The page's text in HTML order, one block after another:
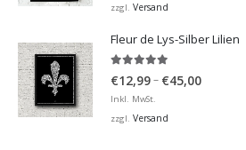
zzgl. Versand
Fleur de Lys-Silber Lilien
€12,99– €45,00
Inkl. MwSt.
zzgl. Versand